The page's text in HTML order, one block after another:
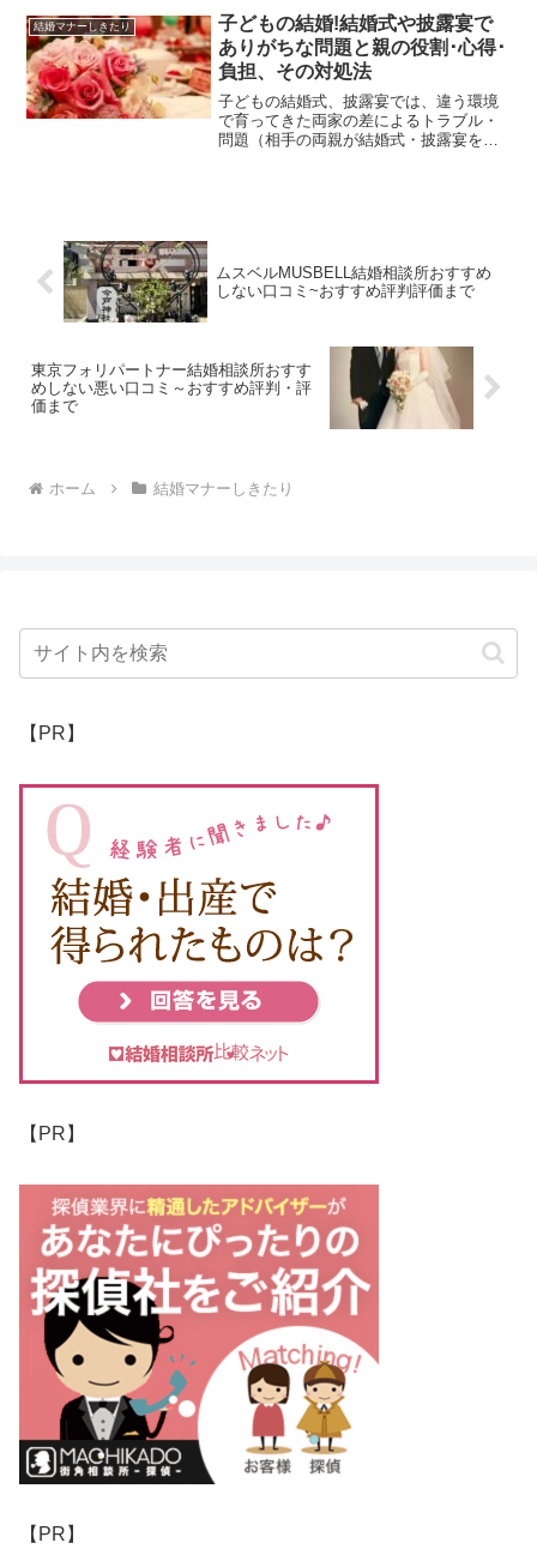
したい、という若い世代から人気となっ
ているのが人前式です。仏前式はご先祖
様へ結婚を報告する、という意味合いが
あります。
間で接することが大切です。婚約や結納
が済み、挙式までの間はお互いの家族に
とっても相手を知り、付き合い方を考え
る大切な時間です。子どものためにも相
手の家族と円満に付き合っていくための
方法をチェックしておきましょう。また
考えたくないケースですが、結婚の約束
をし婚約に至っても、様々な事情で婚約
結婚マナーしきたり
子どもの結婚!結婚式や披露宴で
ありがちな問題と親の役割･心得･
負担、その対処法
子どもの結婚式、披露宴では、違う環境
で育ってきた両家の差によるトラブル・
問題（相手の両親が結婚式・披露宴を希
もの幸せのため、親が行うべき配慮や、
気配り、役割について、事前に確認して
ムスベルMUSBELL結婚相談所おすすめ
しない口コミ~おすすめ評判評価まで
東京フォリパートナー結婚相談所おすす
めしない悪い口コミ～おすすめ評判・評
価まで
ホーム 結婚マナーしきたり
【PR】
【PR】
【PR】